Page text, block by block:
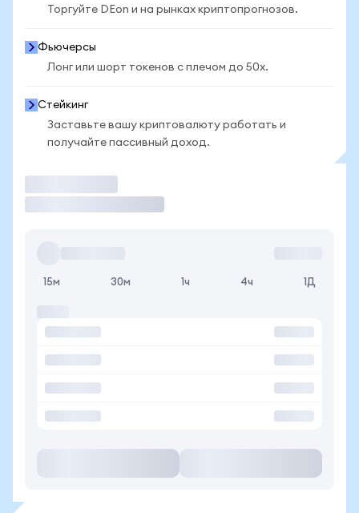
Торгуйте DEon и на рынках криптопрогнозов.
Фьючерсы
Лонг или шорт токенов с плечом до 50x.
Стейкинг
Заставьте вашу криптовалюту работать и
получайте пассивный доход.
15м 30м 1ч 4ч 1Д